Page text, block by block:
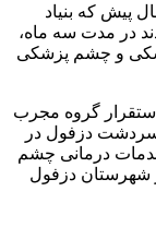
گفت: ۲ سال پیش که بنیاد
مدت سه ماه،
و چشم پزشکی
گروه مجرب
دزفول در
درمانی چشم
دزفول